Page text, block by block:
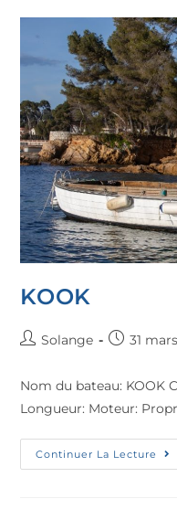
KOOK
Solange 31
Nom du bateau: KOOK
Longueur: Moteur:
Continuer La Lecture